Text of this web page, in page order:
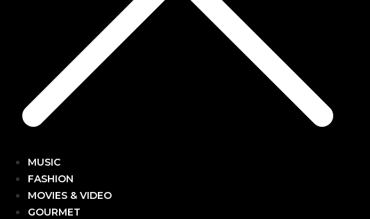
MUSIC
FASHION
MOVIES & VIDEO
GOURMET